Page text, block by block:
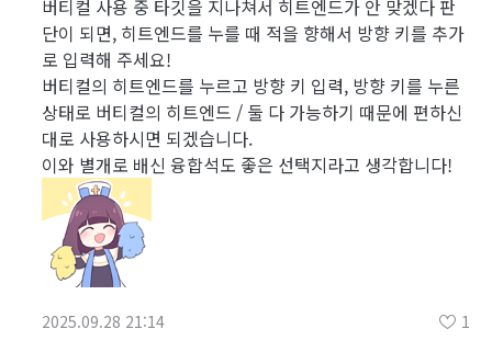
버티컬 사용 중 타깃을 지나쳐서 히트엔드가 안 맞겠다 판
단이 되면, 히트엔드를 누를 때 적을 향해서 방향 키를 추가
로 입력해 주세요!
버티컬의 히트엔드를 누르고 방향 키 입력, 방향 키를 누른
상태로 버티컬의 히트엔드 / 둘 다 가능하기 때문에 편하신
대로 사용하시면 되겠습니다.
이와 별개로 배신 융합석도 좋은 선택지라고 생각합니다!
2025.09.28 21:14 1